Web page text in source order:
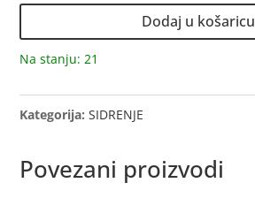
6-
Dodaj u košaricu
Na stanju: 21
Kategorija:SIDRENJE
Povezani proizvodi